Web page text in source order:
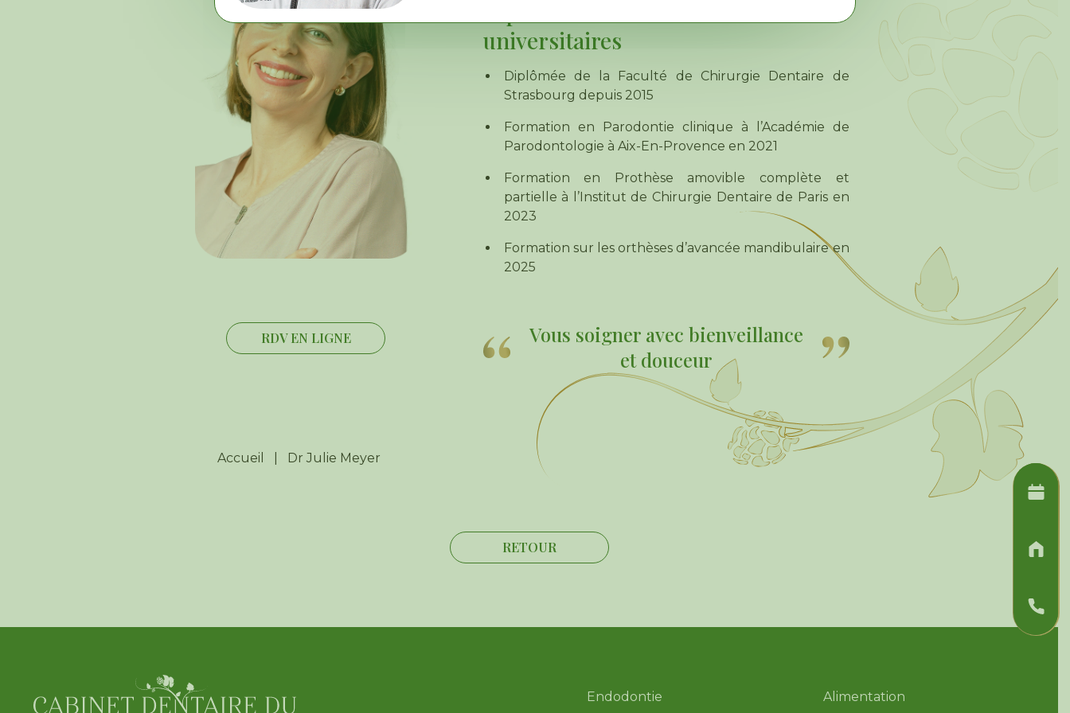
RDV EN LIGNE
universitaires
Diplômée de la Faculté de Chirurgie Dentaire de
Strasbourg depuis 2015
Formation en Parodontie clinique à l’Académie de
Parodontologie à Aix-En-Provence en 2021
Formation en Prothèse amovible complète et
partielle à l’Institut de Chirurgie Dentaire de Paris en
2023
Formation sur les orthèses d’avancée mandibulaire en
2025
Vous soigner avec bienveillance
et douceur
Accueil Dr Julie Meyer
RETOUR
Endodontie Alimentation